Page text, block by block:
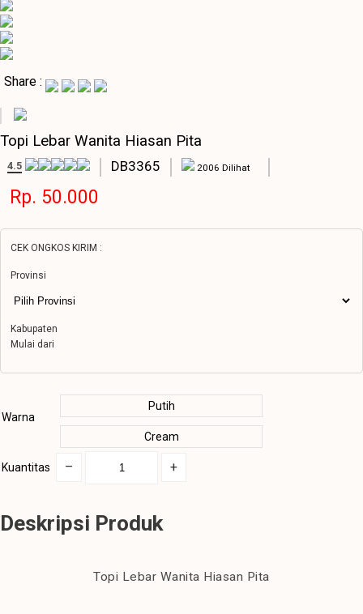
Share :
Topi Lebar Wanita Hiasan Pita
4.5 DB3365 2006 Dilihat
Rp. 50.000
CEK ONGKOS KIRIM :
Provinsi
Kabupaten
Mulai dari
Warna
Putih
Cream
Kuantitas – +
Deskripsi Produk
Topi Lebar Wanita Hiasan Pita